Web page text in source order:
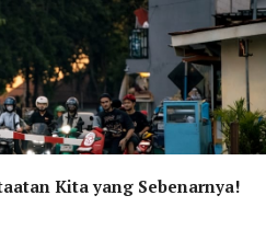
Kita yang Sebenarnya!